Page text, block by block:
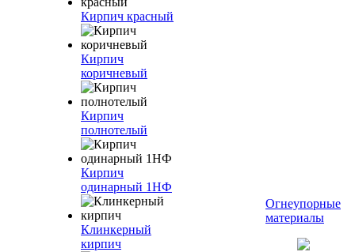
Кирпич красный
Кирпич
коричневый
Кирпич
полнотелый
Кирпич
одинарный 1НФ
Клинкерный
кирпич
Огнеупорные
материалы